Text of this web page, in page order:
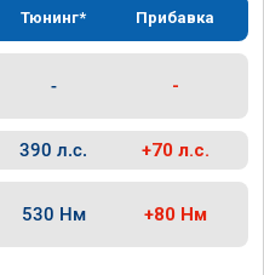
Тюнинг* Прибавка
- -
390 л.с. +70 л.с.
530 Нм +80 Нм